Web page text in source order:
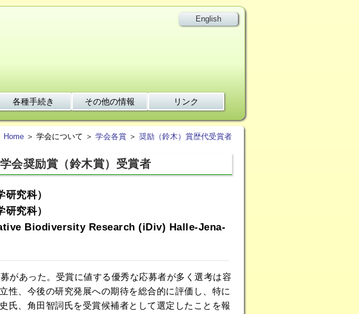
English
各種手続き その他の情報 リンク
Home ＞ 学会について ＞ 学会各賞 ＞ 奨励（鈴木）賞歴代受賞者
会奨励賞（鈴木賞）受賞者
究科）
究科）
Biodiversity Research (iDiv) Halle-Jena-
があった。受賞に値する優秀な応募者が多く選考は容
性、今後の研究発展への期待を総合的に評価し、特に
氏、角田智詞氏を受賞候補者として選定したことを報